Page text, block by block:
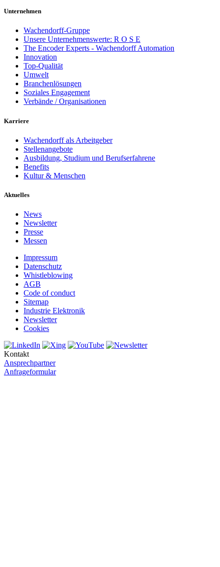
Unternehmen
Wachendorff-Gruppe
Unsere Unternehmenswerte: R O S E
The Encoder Experts - Wachendorff Automation
Innovation
Top-Qualität
Umwelt
Branchenlösungen
Soziales Engagement
Verbände / Organisationen
Karriere
Wachendorff als Arbeitgeber
Stellenangebote
Ausbildung, Studium und Berufserfahrene
Benefits
Kultur & Menschen
Aktuelles
News
Newsletter
Presse
Messen
Impressum
Datenschutz
Whistleblowing
AGB
Code of conduct
Sitemap
Industrie Elektronik
Newsletter
Cookies
Kontakt
Ansprechpartner
Anfrageformular